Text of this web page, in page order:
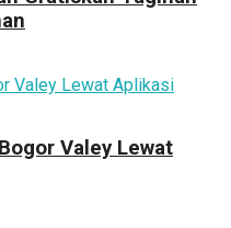
Valey Lewat